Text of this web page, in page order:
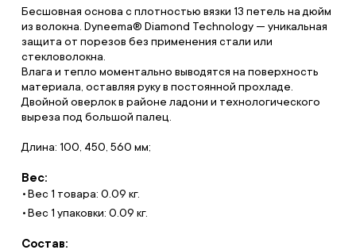
Бесшовная основа с плотностью вязки 13 петель на дюйм
из волокна. Dyneema® Diamond Technology — уникальная
защита от порезов без применения стали или
стекловолокна.
Влага и тепло моментально выводятся на поверхность
материала, оставляя руку в постоянной прохладе.
Двойной оверлок в районе ладони и технологического
выреза под большой палец.
Длина: 100, 450, 560 мм;
Вес:
Вес 1 товара: 0.09 кг.
Вес 1 упаковки: 0.09 кг.
Состав: